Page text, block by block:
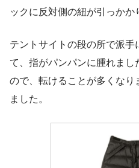
ックに反対側の紐が引っかか
テントサイトの段の所で派手
て、指がパンパンに腫れま
ので、転けることが多くなり
ました。